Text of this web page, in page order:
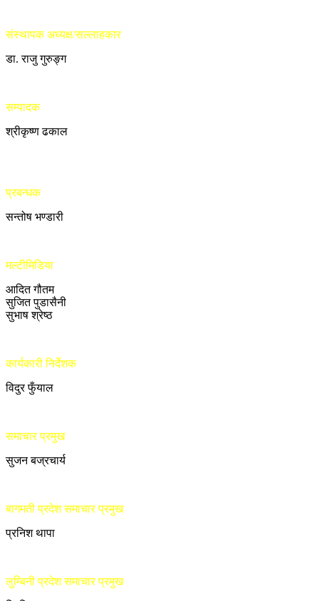
संस्थापक अध्यक्ष/सल्लाहकार
डा. राजु गुरुङ्ग
सम्पादक
श्रीकृष्ण ढकाल
प्रबन्धक
सन्तोष भण्डारी
मल्टीमिडिया
आदित गौतम
सुजित पुडासैनी
सुभाष श्रेष्ठ
कार्यकारी निर्देशक
विदुर फुँयाल
समाचार प्रमुख
सुजन बज्रचार्य
बागमती प्रदेश समाचार प्रमुख
प्रनिश थापा
लुम्बिनी प्रदेश समाचार प्रमुख